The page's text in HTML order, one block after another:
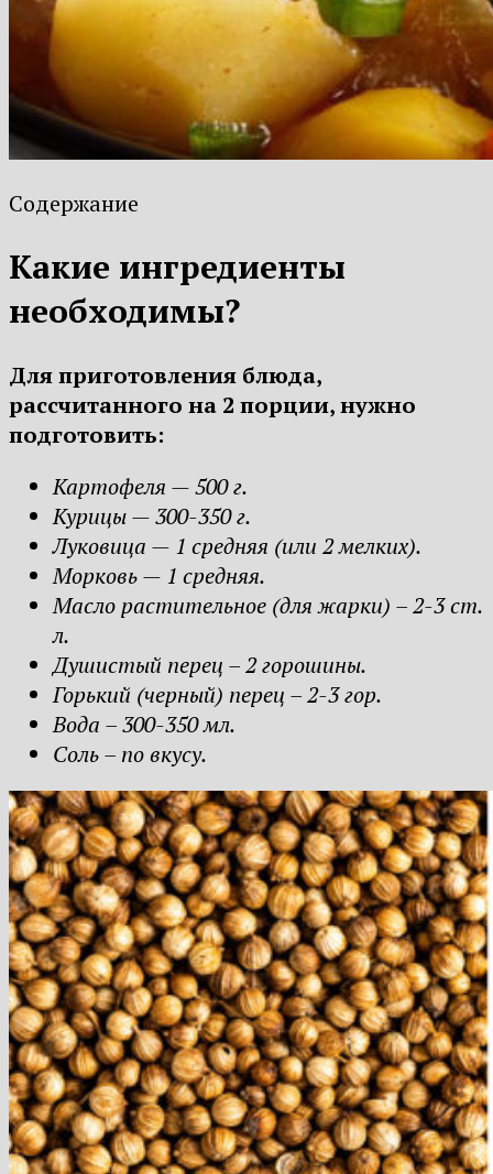
Содержание
Какие ингредиенты
необходимы?
Для приготовления блюда,
рассчитанного на 2 порции, нужно
подготовить:
Картофеля — 500 г.
Курицы — 300-350 г.
Луковица — 1 средняя (или 2 мелких).
Морковь — 1 средняя.
Масло растительное (для жарки) – 2-3 ст.
л.
Душистый перец – 2 горошины.
Горький (черный) перец – 2-3 гор.
Вода – 300-350 мл.
Соль – по вкусу.